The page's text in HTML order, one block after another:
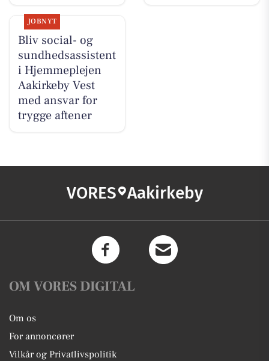
JOBNYT
Bliv social- og
sundhedsassistent
i Hjemmeplejen
Aakirkeby Vest
med ansvar for
trygge aftener
VORES Aakirkeby
OM VORES DIGITAL
Om os
For annoncører
Vilkår og Privatlivspolitik